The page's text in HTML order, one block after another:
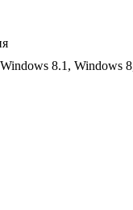
8.1, Windows